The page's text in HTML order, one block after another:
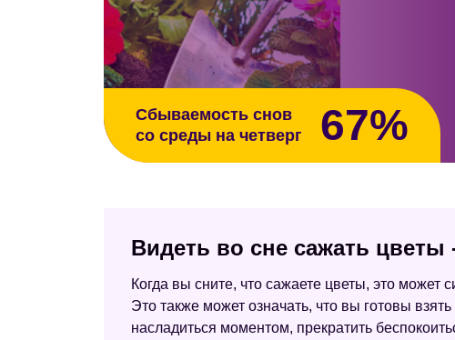
Сбываемость снов
со среды на четверг
67%
Видеть во сне сажать
Когда вы сните, что сажаете цветы, это может
Это также может означать, что вы готовы
насладиться моментом, прекратить